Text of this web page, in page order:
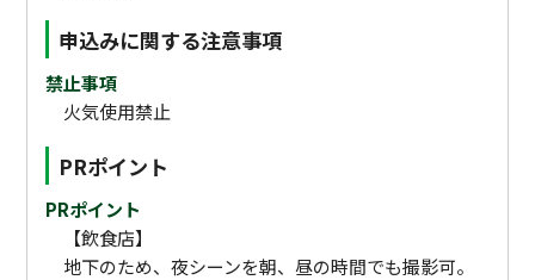
申込みに関する注意事項
禁止事項
火気使用禁止
PRポイント
PRポイント
【飲食店】
地下のため、夜シーンを朝、昼の時間でも撮影可。